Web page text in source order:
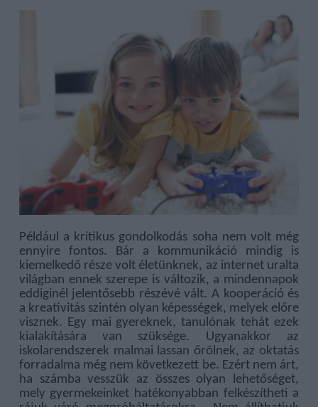
Például a kritikus gondolkodás soha nem volt még
ennyire fontos. Bár a kommunikáció mindig is
kiemelkedő része volt életünknek, az internet uralta
világban ennek szerepe is változik, a mindennapok
eddiginél jelentősebb részévé vált. A kooperáció és
a kreativitás szintén olyan képességek, melyek előre
visznek. Egy mai gyereknek, tanulónak tehát ezek
kialakítására van szüksége. Ugyanakkor az
iskolarendszerek malmai lassan őrölnek, az oktatás
forradalma még nem következett be. Ezért nem árt,
ha számba vesszük az összes olyan lehetőséget,
mely gyermekeinket hatékonyabban felkészítheti a